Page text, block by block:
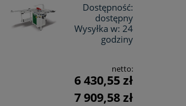
Dostępność:
dostępny
Wysyłka w: 24
godziny
netto:
6 430,55 zł
7 909,58 zł